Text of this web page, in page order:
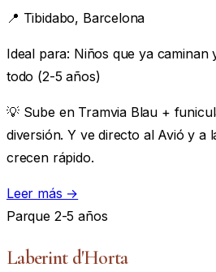
📍 Tibidabo, Barcelona
Ideal para: Niños que ya caminan
todo (2-5 años)
💡 Sube en Tramvia Blau +
diversión. Y ve directo al Avió y a
crecen rápido.
Leer más →
Parque 2-5 años
Laberint d'Horta